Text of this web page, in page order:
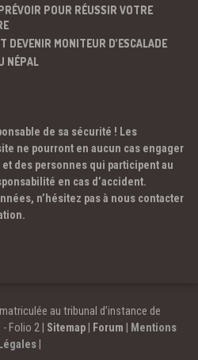
POUR RÉUSSIR VOTRE
DEVENIR MONITEUR D’ESCALADE
NÉPAL
de sa sécurité ! Les
ne pourront en aucun cas engager
des personnes qui participent au
en cas d’accident.
n’hésitez pas à nous contacter
au tribunal d’instance de
Folio 2 | Sitemap| Forum
Mentions
Légales